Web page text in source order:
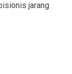
jarang